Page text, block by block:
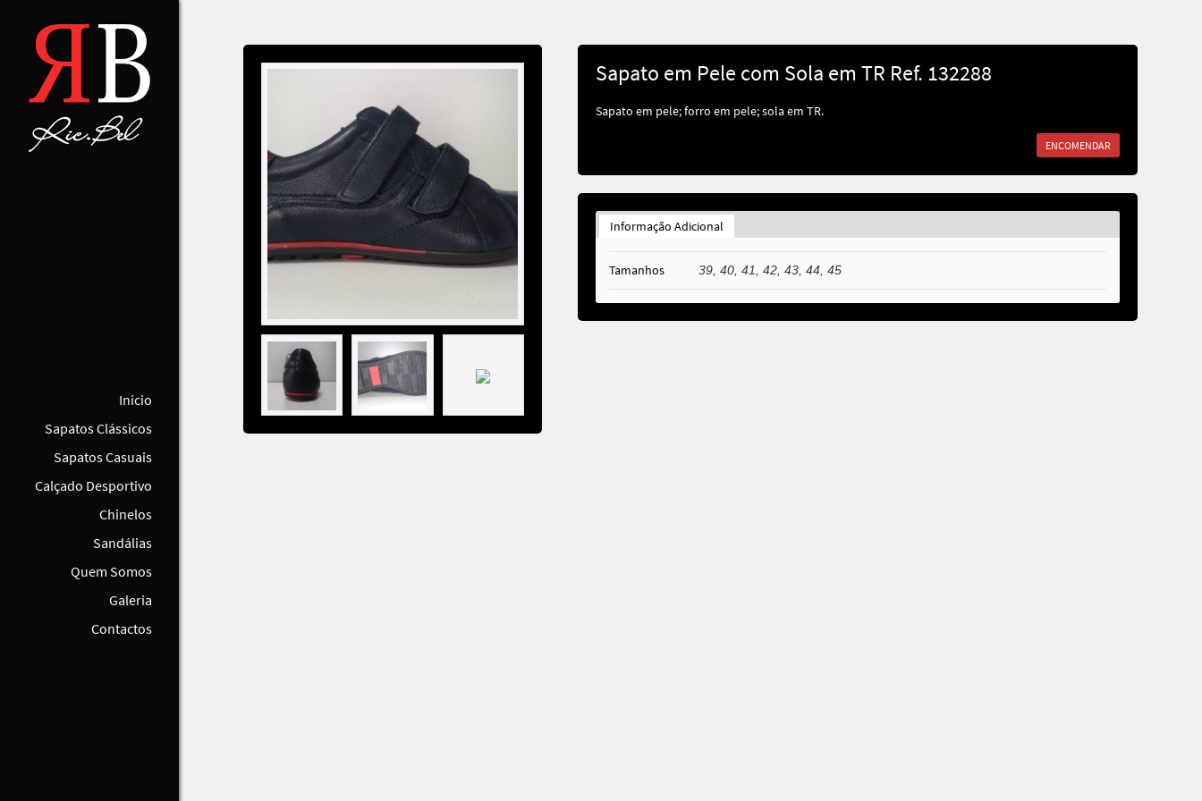
Início
Sapatos Clássicos
Sapatos Casuais
Calçado Desportivo
Chinelos
Sandálias
Quem Somos
Galeria
Contactos
Sapato em Pele com Sola em TR Ref. 132288
Sapato em pele; forro em pele; sola em TR.
ENCOMENDAR
Informação Adicional
Tamanhos 39, 40, 41, 42, 43, 44, 45